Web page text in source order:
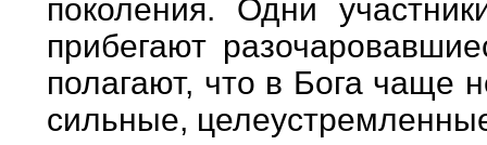
поколения. Одни
прибегают
полагают, что в Бога чаще
сильные,